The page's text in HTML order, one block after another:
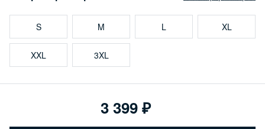
S M L XL
XXL 3XL
3 399